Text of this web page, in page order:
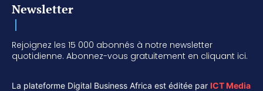
Newsletter
Rejoignez les 15 000 abonnés à notre newsletter
quotidienne. Abonnez-vous gratuitement en cliquant ici.
La plateforme Digital Business Africa est éditée par ICT Media